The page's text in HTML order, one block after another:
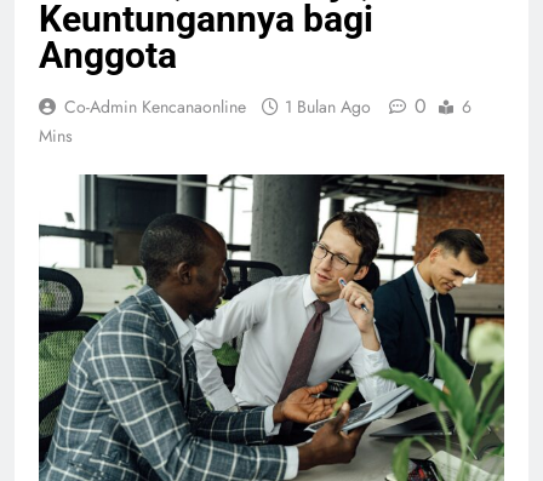
Keuntungannya bagi
Anggota
Co-Admin Kencanaonline 1 Bulan Ago 0
6
Mins